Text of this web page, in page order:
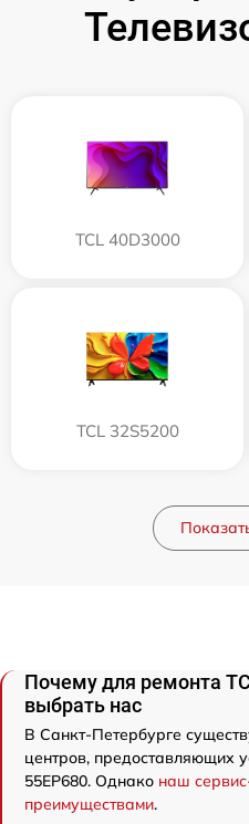
TCL 40D3000
TCL 32S5200
Почему для ремонта
выбрать нас
В Санкт-Петербурге
центров, предоставляющих
55EP680. Однако наш
преимуществами.